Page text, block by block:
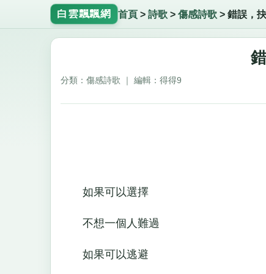
白雲飄飄網 首頁> 詩歌> 傷感詩歌> 錯誤，
分類：傷感詩歌 ｜ 編輯：得得9
如果可以選擇
不想一個人難過
如果可以逃避